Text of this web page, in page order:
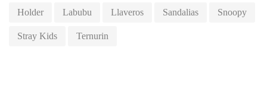
Holder Labubu Llaveros Sandalias Snoopy
Stray Kids Ternurin